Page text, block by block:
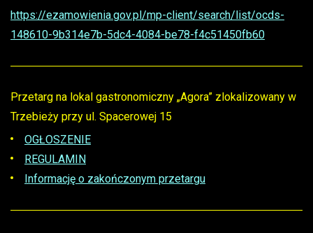
https://ezamowienia.gov.pl/mp-client/search/list/ocds-
148610-9b314e7b-5dc4-4084-be78-f4c51450fb60
Przetarg na lokal gastronomiczny „Agora” zlokalizowany w
Trzebieży przy ul. Spacerowej 15
OGŁOSZENIE
REGULAMIN
Informację o zakończonym przetargu